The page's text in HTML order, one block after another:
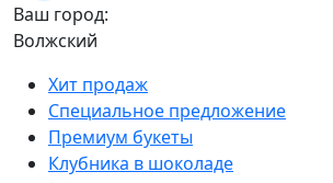
Ваш город:
Волжский
Хит продаж
Специальное предложение
Премиум букеты
Клубника в шоколаде